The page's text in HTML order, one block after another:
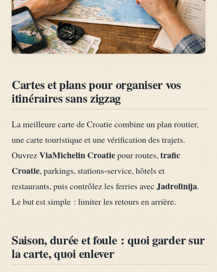
Cartes et plans pour organiser vos
itinéraires sans zigzag
La meilleure carte de Croatie combine un plan routier,
une carte touristique et une vérification des trajets.
OuvrezViaMichelin Croatiepour routes, trafic
Croatie, parkings, stations-service, hôtels et
restaurants, puis contrôlez les ferries avecJadrolinija.
Le but est simple : limiter les retours en arrière.
Saison, durée et foule : quoi garder sur
la carte, quoi enlever